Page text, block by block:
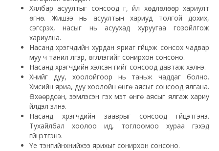
Хялбар асуултыг сонсоод үг, үйл хөдлөлөөр хариулт
өгнө. Жишээ нь асуултын хариуд толгой дохих,
сэгсрэх, насыг нь асуухад хуруугаа гозойлгож
хариулна.
Насанд хүрэгчдийн хурдан яриаг гүйцэж сонсох чадвар
муу ч танил үлгэр, өгүүллэгийг сонирхон сонсоно.
Насанд хүрэгчдийн хэлсэн үгийг сонсоод давтаж хэлнэ.
Хүнийг дуу, хоолойгоор нь таньж чаддаг болно.
Хүмүүсийн яриа, дуу хоолойн өнгө аясыг сонсоод ялгана.
Өхөөрдсөн, зэмлэсэн гэх мэт өнгө аясыг ялгаж хариу
үйлдэл үзүүлнэ.
Насанд хүрэгчдийн зааврыг сонсоод гүйцэтгэнэ.
Тухайлбал хоолоо ид, тоглоомоо хураа гэхэд
гүйцэтгэнэ.
Үе тэнгийнхнийхээ ярихыг сонирхон сонсоно.